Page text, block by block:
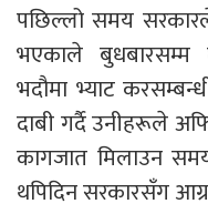
पछिल्लो समय
भएकाले बुधबारसम्म
भदौमा भ्याट
दाबी गर्दै उनीहरूले
कागजात मिलाउन
थपिदिन सरकारसँग